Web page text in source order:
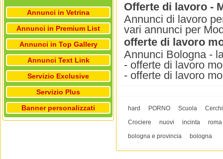
Annunci in Vetrina
Annunci in Premium List
Annunci in Top Gallery
Annunci Text Link
Servizio Exclusive
Servizio Plus
Banner personalizzati
Offerte di lavoro -
Annunci di lavoro
vari annunci per
offerte di lavoro
Annunci Bologna -
- offerte di lavoro
- offerte di lavoro
hard PORNO Scuola
Crociere
nuovi incinta
roma
bologna e provincia
bologna